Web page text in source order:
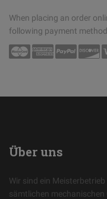
When placing an order
following payment
Über uns
Wir sind ein
sämtlichen mechanischen